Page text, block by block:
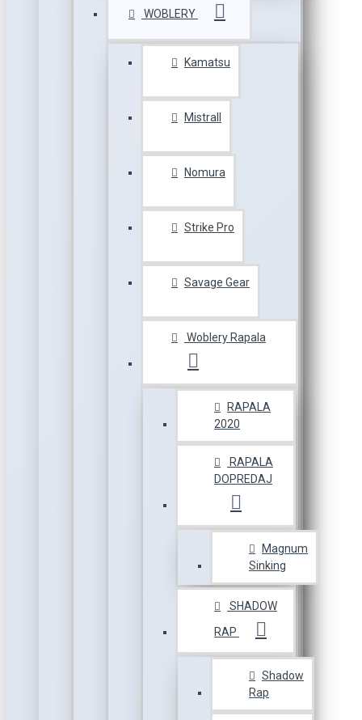
WOBLERY
Kamatsu
Mistrall
Nomura
Strike Pro
Savage Gear
Woblery Rapala
RAPALA
2020
RAPALA
DOPREDAJ
Magnum
Sinking
SHADOW
RAP
Shadow
Rap